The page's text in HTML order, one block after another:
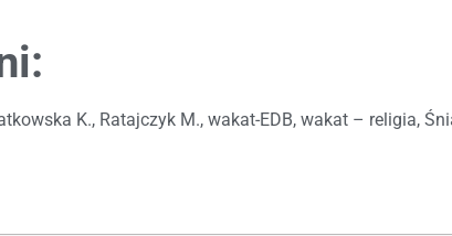
K., Ratajczyk M., wakat-EDB, wakat – religia,